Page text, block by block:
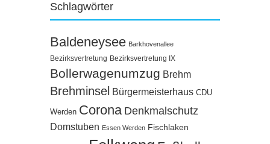
Schlagwörter
Baldeneysee Barkhovenallee
Bezirksvertretung Bezirksvertretung IX
Bollerwagenumzug Brehm
Brehminsel Bürgermeisterhaus CDU
Werden Corona Denkmalschutz
Domstuben Essen Werden Fischlaken